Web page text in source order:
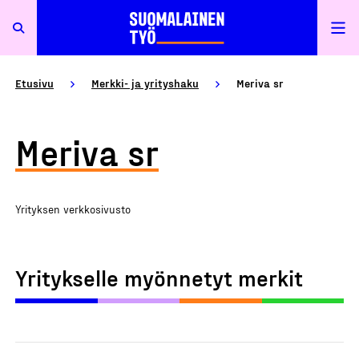
Etusivu Merkki- ja yrityshaku Meriva sr
Meriva sr
Yrityksen verkkosivusto
Yritykselle myönnetyt merkit